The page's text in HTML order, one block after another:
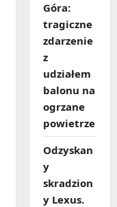
Góra:
tragiczne
zdarzenie
z
udziałem
balonu na
ogrzane
powietrze
Odzyskan
y
skradzion
y Lexus.